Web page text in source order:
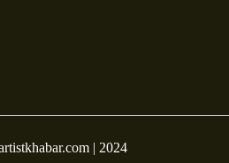
| 2024